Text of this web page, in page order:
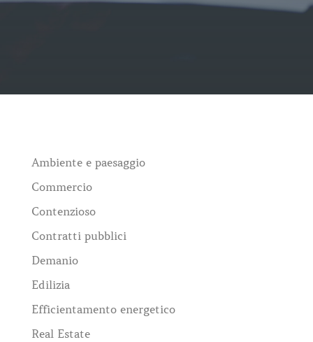
Ambiente e paesaggio
Commercio
Contenzioso
Contratti pubblici
Demanio
Edilizia
Efficientamento energetico
Real Estate